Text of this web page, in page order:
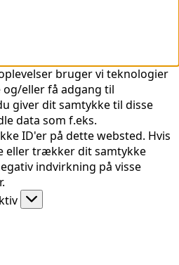
bruger vi teknologier
eller få adgang til
giver dit samtykke til disse
data som f.eks.
ID'er på dette websted. Hvis
eller trækker dit samtykke
indvirkning på visse